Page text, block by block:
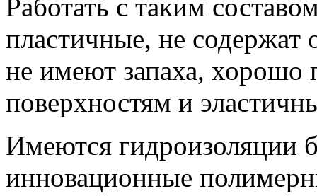
Работать с таким
пластичные, не содержат
не имеют запаха, хорошо
поверхностям и
Имеются гидроизоляции
инновационные